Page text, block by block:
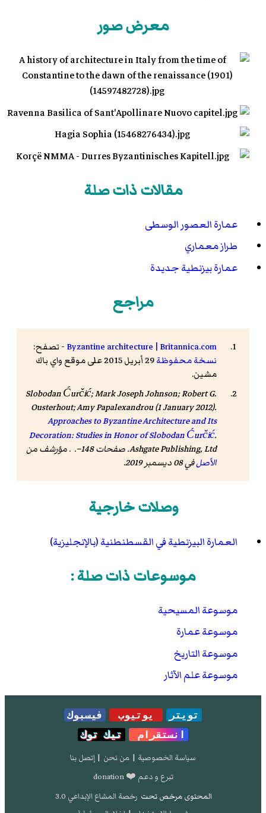
معرض صور
مقالات ذات صلة
عمارة العصور الوسطى
طراز معماري
عمارة بيزنطية جديدة
مراجع
Byzantine architecture | Britannica.com - تصفح:
نسخة محفوظة
29 أبريل 2015 على موقع واي باك
مشين.
Slobodan Ćurčić; Mark Joseph Johnson; Robert G.
Ousterhout; Amy Papalexandrou (1 January 2012).
Approaches to Byzantine Architecture and Its
Decoration: Studies in Honor of Slobodan Ćurčić.
Ashgate Publishing, Ltd. صفحات 148–. . مؤرشف من
الأصلفي 08 ديسمبر 2019 .
وصلات خارجية
العمارة البيزنطية في القسطنطنية (بالإنجليزية)
موسوعات ذات صلة :
موسوعة المسيحية
موسوعة عمارة
موسوعة التاريخ
موسوعة علم الآثار
تويتر يوتيوب
فيسبوك
انستقرام
تيك توك
سياسة الخصوصية | من نحن | إتصل بنا
تبرع و دعم ❤️ donation
المحتوى مرخص تحت رخصة المشاع الإبداعي 3.0